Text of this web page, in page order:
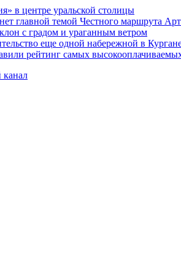
в центре уральской столицы
главной темой Честного маршрута
с градом и ураганным ветром
еще одной набережной в
рейтинг самых